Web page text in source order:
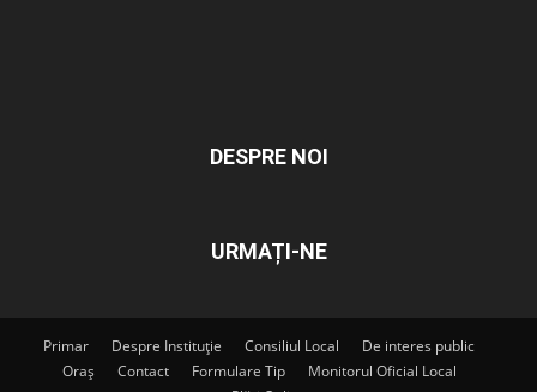
DESPRE NOI
URMAȚI-NE
Primar Despre Instituție Consiliul Local
De interes public
Oraș
Contact Formulare Tip
Monitorul Oficial Local